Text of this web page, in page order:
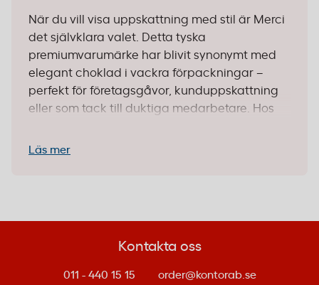
När du vill visa uppskattning med stil är Merci
det självklara valet. Detta tyska
premiumvarumärke har blivit synonymt med
elegant choklad i vackra förpackningar –
perfekt för företagsgåvor, kunduppskattning
eller som tack till duktiga medarbetare. Hos
företag som vill göra intryck med
genom sin klassiska elegans och
Läs mer
Kontakta oss
011 - 440 15 15 order@kontorab.se